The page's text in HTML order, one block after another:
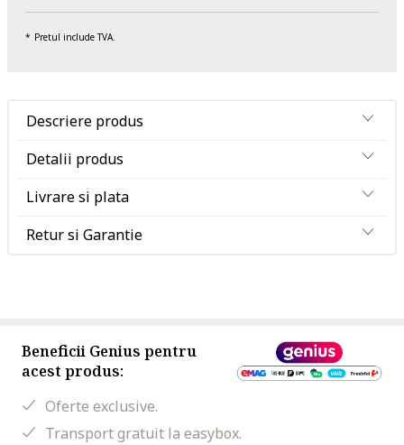
Pretul include TVA.
Descriere produs
Detalii produs
Livrare si plata
Retur si Garantie
Beneficii Genius pentru
acest produs:
Oferte exclusive.
Transport gratuit la easybox.